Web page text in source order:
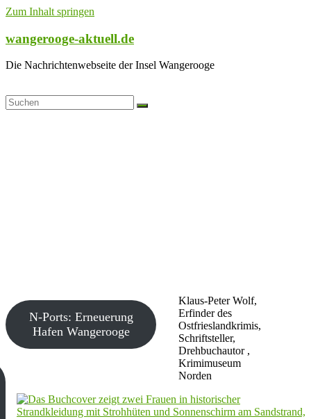
Zum Inhalt springen
wangerooge-aktuell.de
Die Nachrichtenwebseite der Insel Wangerooge
Klaus-Peter Wolf,
Erfinder des
Ostfrieslandkrimis,
Schriftsteller,
Drehbuchautor ,
Krimimuseum
Norden
N-Ports: Erneuerung
Hafen Wangerooge